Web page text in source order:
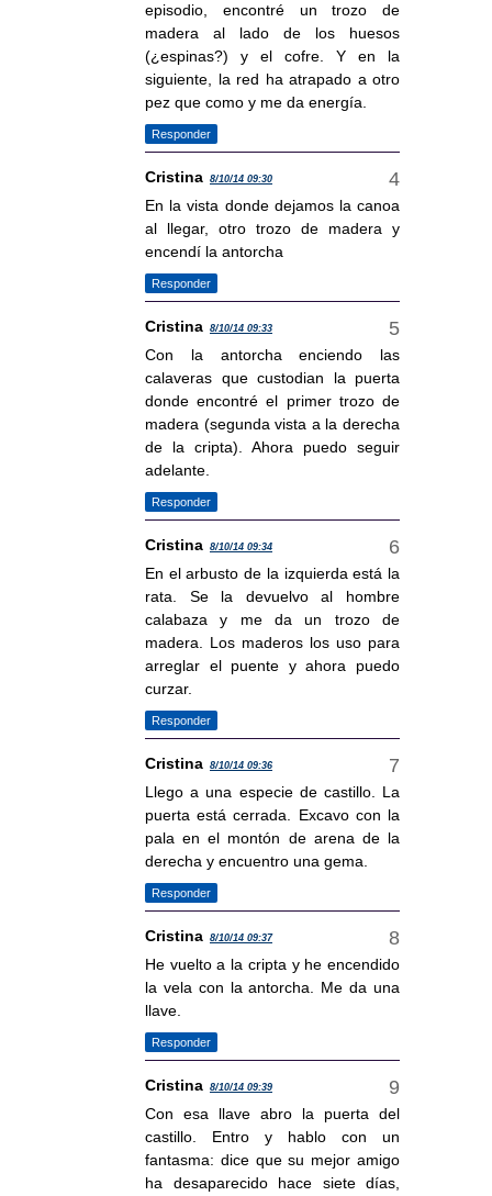
episodio, encontré un trozo de
madera al lado de los huesos
(¿espinas?) y el cofre. Y en la
siguiente, la red ha atrapado a otro
pez que como y me da energía.
Responder
Cristina 8/10/14 09:30
En la vista donde dejamos la canoa
al llegar, otro trozo de madera y
encendí la antorcha
Responder
Cristina 8/10/14 09:33
Con la antorcha enciendo las
calaveras que custodian la puerta
donde encontré el primer trozo de
madera (segunda vista a la derecha
de la cripta). Ahora puedo seguir
adelante.
Responder
Cristina 8/10/14 09:34
En el arbusto de la izquierda está la
rata. Se la devuelvo al hombre
calabaza y me da un trozo de
madera. Los maderos los uso para
arreglar el puente y ahora puedo
curzar.
Responder
Cristina 8/10/14 09:36
Llego a una especie de castillo. La
puerta está cerrada. Excavo con la
pala en el montón de arena de la
derecha y encuentro una gema.
Responder
Cristina 8/10/14 09:37
He vuelto a la cripta y he encendido
la vela con la antorcha. Me da una
llave.
Responder
Cristina 8/10/14 09:39
Con esa llave abro la puerta del
castillo. Entro y hablo con un
fantasma: dice que su mejor amigo
ha desaparecido hace siete días,